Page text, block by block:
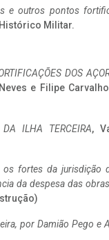
e outros pontos
Militar.
DOS
e Filipe
DA ILHA TERCEIRA,
os fortes da jurisdição
da despesa das
por Damião Pego e